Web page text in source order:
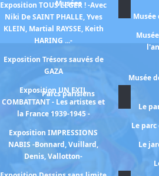
Exposition TOUS LEGER ! -Avec
Niki De SAINT PHALLE, Yves
KLEIN, Martial RAYSSE, Keith
HARING ...-
Exposition Trésors sauvés de
GAZA
Exposition UN EXIL
COMBATTANT - Les artistes et
la France 1939-1945 -
Exposition IMPRESSIONS
NABIS -Bonnard, Vuillard,
Denis, Vallotton-
Musées
Musée
Musée
Parcs parisiens
Le
Le
Le